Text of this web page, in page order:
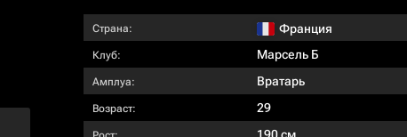
Страна: Франция
Клуб: Марсель Б
Амплуа: Вратарь
Возраст: 29